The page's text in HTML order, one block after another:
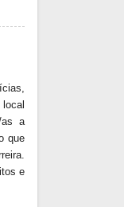
as a
que
e